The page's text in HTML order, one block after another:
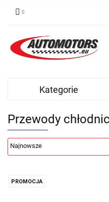
Kategorie
Przewody
PROMOCJA